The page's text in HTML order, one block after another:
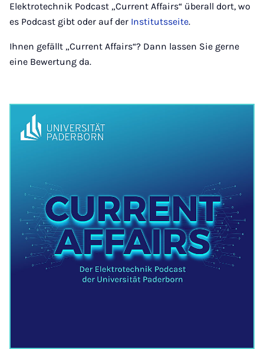
Elektrotechnik Podcast „Current Affairs“ überall dort, wo
es Podcast gibt oder auf der Institutsseite.
Ihnen gefällt „Current Affairs“? Dann lassen Sie gerne
eine Bewertung da.